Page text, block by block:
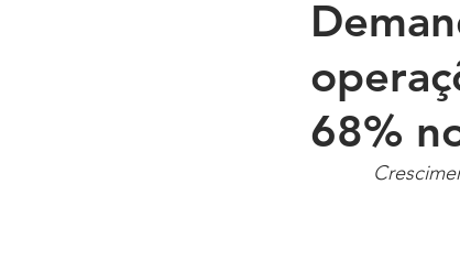
Mercado de Trabalho
68%